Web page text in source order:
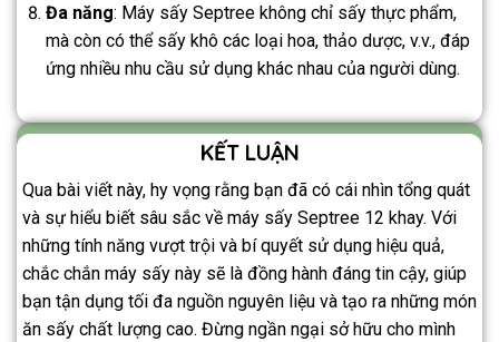
Đa năng: Máy sấy Septree không chỉ sấy thực phẩm,
mà còn có thể sấy khô các loại hoa, thảo dược, v.v., đáp
ứng nhiều nhu cầu sử dụng khác nhau của người dùng.
KẾT LUẬN
Qua bài viết này, hy vọng rằng bạn đã có cái nhìn tổng quát
và sự hiểu biết sâu sắc về máy sấy Septree 12 khay. Với
những tính năng vượt trội và bí quyết sử dụng hiệu quả,
chắc chắn máy sấy này sẽ là đồng hành đáng tin cậy, giúp
bạn tận dụng tối đa nguồn nguyên liệu và tạo ra những món
ăn sấy chất lượng cao. Đừng ngần ngại sở hữu cho mình